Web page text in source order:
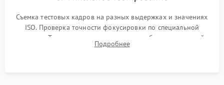
Съемка тестовых кадров на разных выдержках и значениях
ISO. Проверка точности фокусировки по специальной
мишени. Тест записи на карту памяти, работы встроенной
вспышки, микрофона и всех кнопок управления.
Подробнее